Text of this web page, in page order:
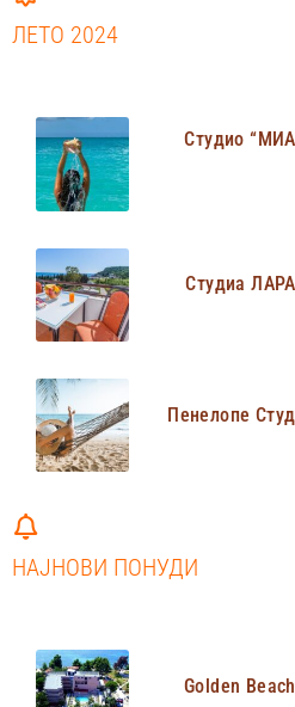
ЛЕТО 2024
Студио
Студиа
Пенелопе
НАЈНОВИ ПОНУДИ
Golden